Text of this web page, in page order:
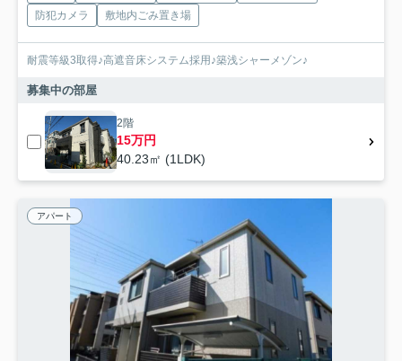
防犯カメラ
敷地内ごみ置き場
耐震等級3取得♪高遮音床システム採用♪築浅シャーメゾン♪
募集中の部屋
2階
15万円
40.23㎡ (1LDK)
アパート